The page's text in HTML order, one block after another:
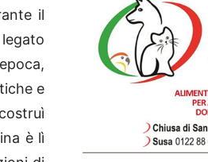
il
e
è lì